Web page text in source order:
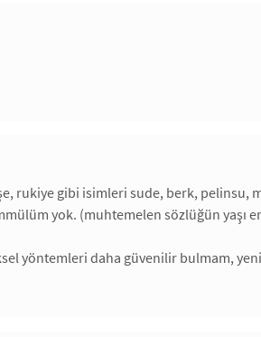
rukiye gibi isimleri sude, berk, pelinsu,
yok. (muhtemelen sözlüğün yaşı
yöntemleri daha güvenilir bulmam,